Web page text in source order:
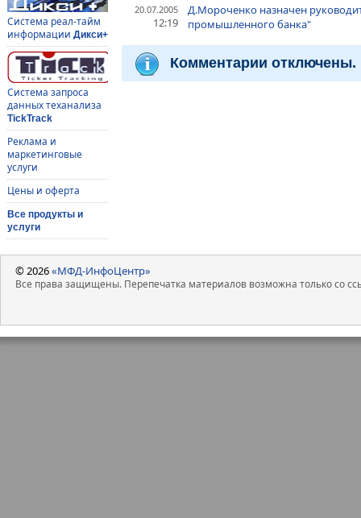
Система реал-тайм
информации Дикси+
Система запроса
данных теханализа
TickTrack
Реклама и
маркетинговые
услуги
Цены и оферта
Все продукты и
услуги
20.07.2005
12:19
Д.Мороченко назначен
промышленного банка"
Комментарии отключены.
© 2026«МФД-ИнфоЦентр»
Все права защищены. Перепечатка материалов возможна только со